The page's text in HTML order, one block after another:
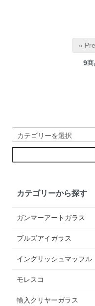
«
9
カテゴリーから探す
ガンマーアートガラス
ブルズアイガラス
イングリッシュマッフル
モレスコ
輸入クリヤーガラス